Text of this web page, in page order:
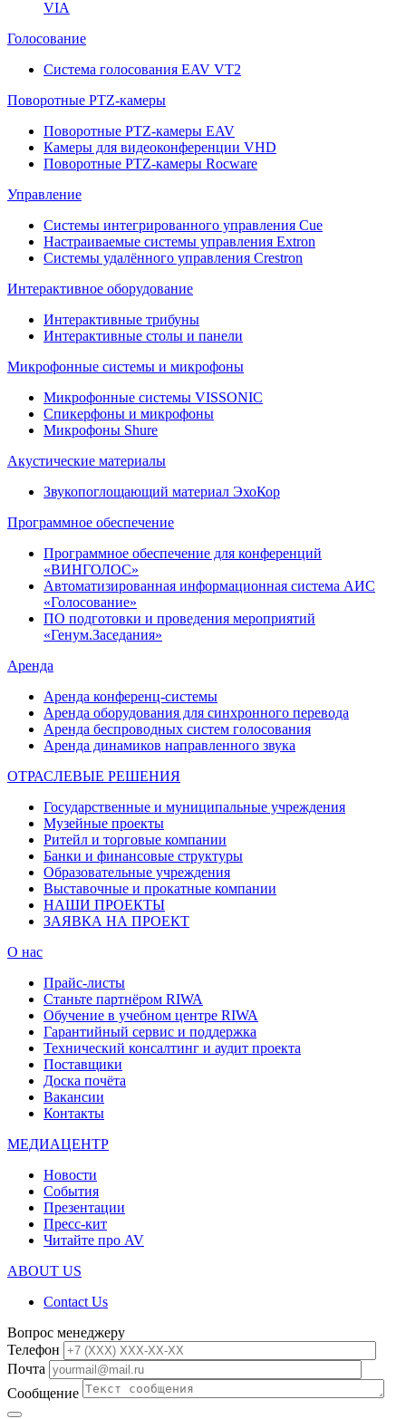
VIA
Голосование
Система голосования EAV VT2
Поворотные PTZ-камеры
Поворотные PTZ-камеры EAV
Камеры для видеоконференции VHD
Поворотные PTZ-камеры Rocware
Управление
Системы интегрированного управления Cue
Настраиваемые системы управления Extron
Системы удалённого управления Crestron
Интерактивное оборудование
Интерактивные трибуны
Интерактивные столы и панели
Микрофонные системы и микрофоны
Микрофонные системы VISSONIC
Спикерфоны и микрофоны
Микрофоны Shure
Акустические материалы
Звукопоглощающий материал ЭхоКор
Программное обеспечение
Программное обеспечение для конференций
«ВИНГОЛОС»
Автоматизированная информационная система АИС
«Голосование»
ПО подготовки и проведения мероприятий
«Генум.Заседания»
Аренда
Аренда конференц-системы
Аренда оборудования для синхронного перевода
Аренда беспроводных систем голосования
Аренда динамиков направленного звука
ОТРАСЛЕВЫЕ РЕШЕНИЯ
Государственные и муниципальные учреждения
Музейные проекты
Ритейл и торговые компании
Банки и финансовые структуры
Образовательные учреждения
Выставочные и прокатные компании
НАШИ ПРОЕКТЫ
ЗАЯВКА НА ПРОЕКТ
О нас
Прайс-листы
Станьте партнёром RIWA
Обучение в учебном центре RIWA
Гарантийный сервис и поддержка
Технический консалтинг и аудит проекта
Поставщики
Доска почёта
Вакансии
Контакты
МЕДИАЦЕНТР
Новости
События
Презентации
Пресс-кит
Читайте про AV
ABOUT US
Contact Us
Вопрос менеджеру
Телефон
Почта
Сообщение